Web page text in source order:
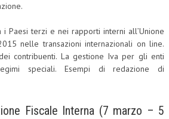
Paesi terzi e nei rapporti interni all’Unione
nelle transazioni internazionali on line.
contribuenti. La gestione Iva per gli enti
speciali. Esempi di redazione di
Fiscale Interna (7 marzo – 5